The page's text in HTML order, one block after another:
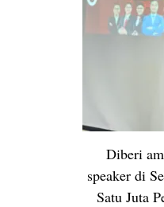
Diberi
speaker di
Satu Juta